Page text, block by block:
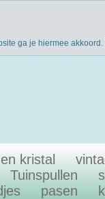
kristal
Tuinspullen
pasen
ga je hiermee akkoord.